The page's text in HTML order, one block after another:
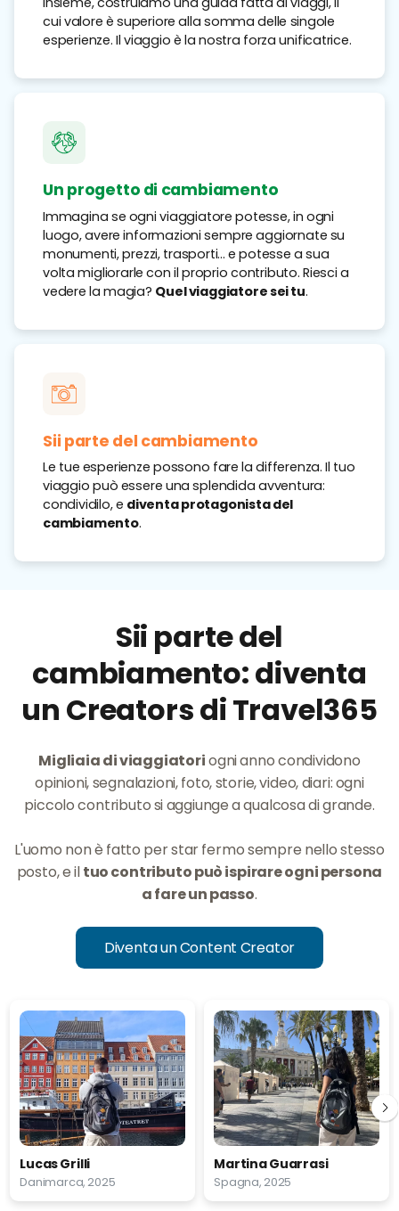
cui valore è superiore alla somma delle singole
esperienze. Il viaggio è la nostra forza unificatrice.
Un progetto di cambiamento
Immagina se ogni viaggiatore potesse, in ogni
luogo, avere informazioni sempre aggiornate su
monumenti, prezzi, trasporti... e potesse a sua
volta migliorarle con il proprio contributo. Riesci a
vedere la magia? Quel viaggiatore sei tu.
Sii parte del cambiamento
Le tue esperienze possono fare la differenza. Il tuo
viaggio può essere una splendida avventura:
condividilo, e diventa protagonista del
cambiamento.
Sii parte del
cambiamento: diventa
un Creators di Travel365
Migliaia di viaggiatoriogni anno condividono
opinioni, segnalazioni, foto, storie, video, diari: ogni
piccolo contributo si aggiunge a qualcosa di grande.
L'uomo non è fatto per star fermo sempre nello stesso
posto, e iltuo contributo può ispirare ogni persona
a fare un passo.
Diventa un Content Creator
Lucas Grilli
Danimarca, 2025
Martina Guarrasi
Spagna, 2025